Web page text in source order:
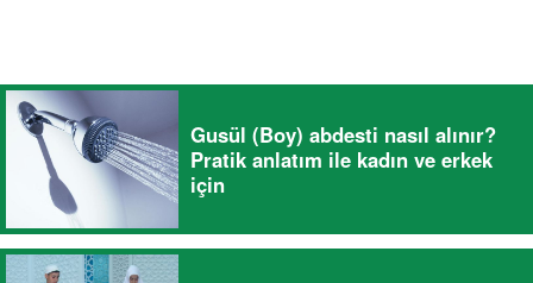
Gusül (Boy) abdesti nasıl alınır?
Pratik anlatım ile kadın ve erkek
için